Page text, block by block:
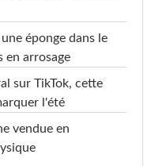
éponge dans le
en arrosage
sur TikTok, cette
l'été
vendue en